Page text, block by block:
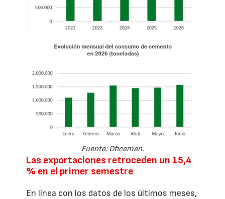
Fuente: Oficemen.
Las exportaciones retroceden un 15,4
% en el primer semestre
En línea con los datos de los últimos meses,